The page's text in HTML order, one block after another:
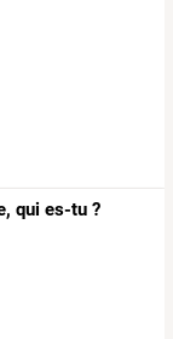
qui es-tu ?